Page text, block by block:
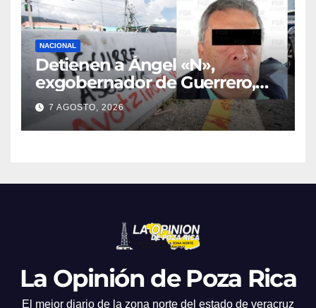
NACIONAL
Detienen a Ángel «N»,
exgobernador de Guerrero,
por el caso Ayotzinapa
7 AGOSTO, 2026
La Opinión de Poza Rica
El mejor diario de la zona norte del estado de veracruz